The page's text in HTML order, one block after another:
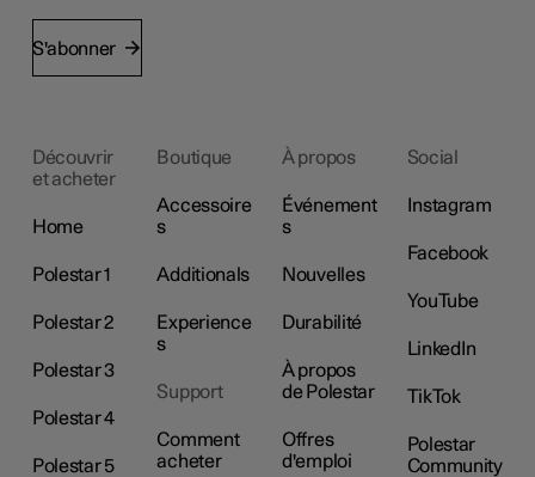
S'abonner
Découvrir
et acheter
Home
Polestar 1
Polestar 2
Polestar 3
Polestar 4
Polestar 5
Boutique
Accessoire
s
Additionals
Experience
s
Support
Comment
acheter
À propos
Événement
s
Nouvelles
Durabilité
À propos
de Polestar
Offres
d'emploi
Social
Instagram
Facebook
YouTube
LinkedIn
TikTok
Polestar
Community